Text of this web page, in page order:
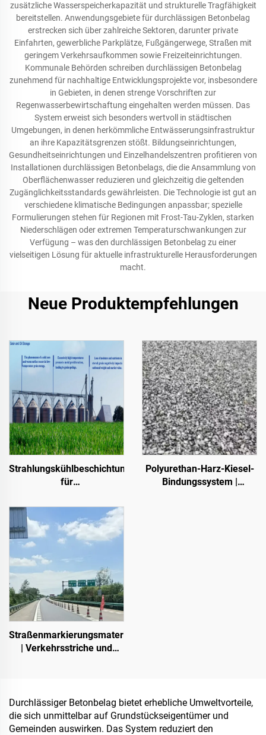
zusätzliche Wasserspeicherkapazität und strukturelle Tragfähigkeit
bereitstellen. Anwendungsgebiete für durchlässigen Betonbelag
erstrecken sich über zahlreiche Sektoren, darunter private
Einfahrten, gewerbliche Parkplätze, Fußgängerwege, Straßen mit
geringem Verkehrsaufkommen sowie Freizeiteinrichtungen.
Kommunale Behörden schreiben durchlässigen Betonbelag
zunehmend für nachhaltige Entwicklungsprojekte vor, insbesondere
in Gebieten, in denen strenge Vorschriften zur
Regenwasserbewirtschaftung eingehalten werden müssen. Das
System erweist sich besonders wertvoll in städtischen
Umgebungen, in denen herkömmliche Entwässerungsinfrastruktur
an ihre Kapazitätsgrenzen stößt. Bildungseinrichtungen,
Gesundheitseinrichtungen und Einzelhandelszentren profitieren von
Installationen durchlässigen Betonbelags, die die Ansammlung von
Oberflächenwasser reduzieren und gleichzeitig die geltenden
Zugänglichkeitsstandards gewährleisten. Die Technologie ist gut an
verschiedene klimatische Bedingungen anpassbar; spezielle
Formulierungen stehen für Regionen mit Frost-Tau-Zyklen, starken
Niederschlägen oder extremen Temperaturschwankungen zur
Verfügung – was den durchlässigen Betonbelag zu einer
vielseitigen Lösung für aktuelle infrastrukturelle Herausforderungen
macht.
Neue Produktempfehlungen
Strahlungskühlbeschichtungen
für
Farbstahl-
Dachplattenfabrikgebäude,
Getreidespeicherbehälter,
Öltanks
Polyurethan-Harz-Kiesel-
Bindungssystem |
Straßenmarkierungsmaterialien
| Verkehrsstriche und
Durchlässiger Betonbelag bietet erhebliche Umweltvorteile,
die sich unmittelbar auf Grundstückseigentümer und
Gemeinden auswirken. Das System reduziert den